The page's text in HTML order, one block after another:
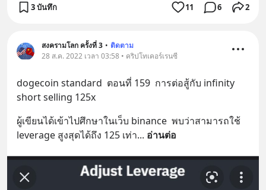
3 บันทึก 11 6 2
สงครามโลก ครั้งที่ 3 • ติดตาม
28 ส.ค. 2022 เวลา 03:58 • คริปโทเคอร์เรนซี
dogecoin standard  ตอนที่ 159  การต่อสู้กับ infinity
short selling 125x
ผู้เขียนได้เข้าไปศึกษาในเว็บ binance  พบว่าสามารถใช้
leverage สูงสุดได้ถึง 125 เท่า... อ่านต่อ